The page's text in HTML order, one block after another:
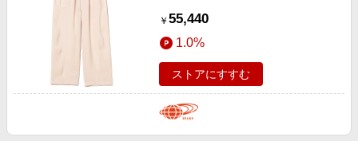
￥ 55,440
1.0%
ストアにすすむ